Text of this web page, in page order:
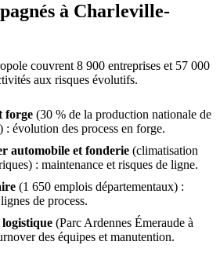
à Charleville-
couvrent 8 900 entreprises et 57 000
aux risques évolutifs.
forge (30 % de la production nationale de
: évolution des process en forge.
automobile et fonderie (climatisation
: maintenance et risques de ligne.
(1 650 emplois départementaux) :
de process.
(Parc Ardennes Émeraude à
des équipes et manutention.